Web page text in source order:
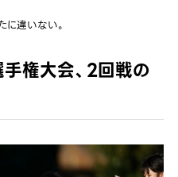
に違いない。
権大会、2回戦の